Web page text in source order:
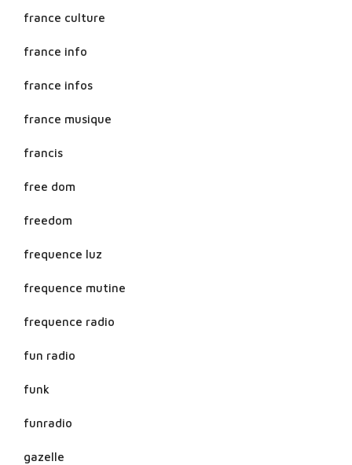
france culture
france info
france infos
france musique
francis
free dom
freedom
frequence luz
frequence mutine
frequence radio
fun radio
funk
funradio
gazelle